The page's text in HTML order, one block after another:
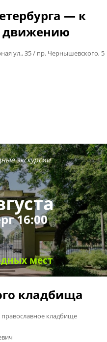
— к
движению
ул., 35 / пр. Чернышевского, 5
экскурсии
16:00
мест
кладбища
православное кладбище